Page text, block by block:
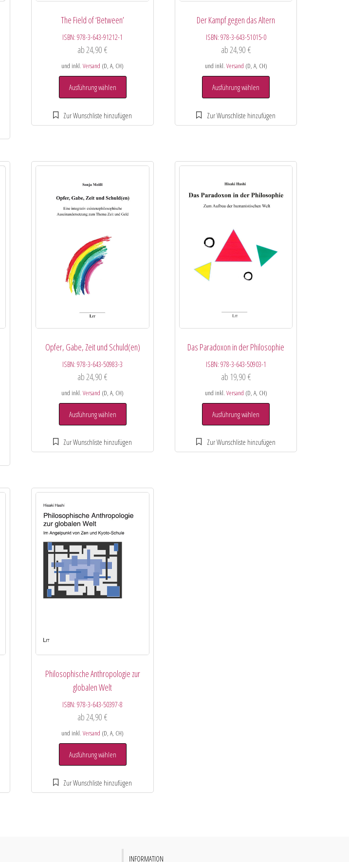
The Field of ‘Between’
ISBN:978-3-643-91212-1
ab24,90€
und inkl.Versand (D, A, CH)
Ausführung wählen
Der Kampf gegen das Altern
ISBN: 978-3-643-51015-0
ab24,90 €
und inkl. Versand (D, A, CH)
Ausführung wählen
Opfer, Gabe, Zeit und Schuld(en)
ISBN:978-3-643-50983-3
ab 24,90€
und inkl.Versand (D, A, CH)
Ausführung wählen
Das Paradoxon in der Philosophie
ISBN: 978-3-643-50903-1
ab 19,90 €
und inkl. Versand (D, A, CH)
Ausführung wählen
Philosophische Anthropologie zur
globalen Welt
ISBN:978-3-643-50397-8
ab24,90€
und inkl.Versand (D, A, CH)
Ausführung wählen
INFORMATION